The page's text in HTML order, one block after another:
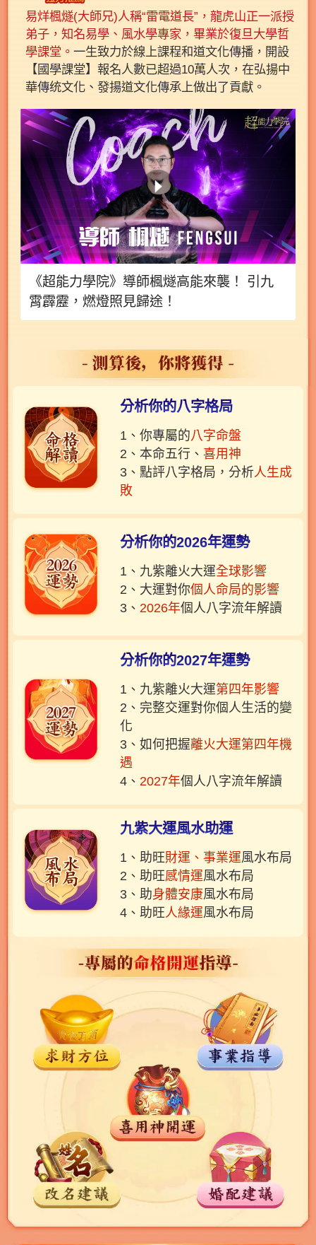
易烊楓燧(大師兄)人稱“雷電道長”，龍虎山正一派授
弟子，知名易學、風水學專家，畢業於復旦大學哲
學課堂。 一生致力於線上課程和道文化傳播，開設
【國學課堂】報名人數已超過10萬人次，在弘揚中
華傳统文化、發揚道文化傳承上做出了貢獻。
《超能力學院》導師楓燧高能來襲！ 引九
霄霹靂，燃燈照見歸途！
分析你的八字格局
1、你專屬的八字命盤
2、本命五行、喜用神
3、點評八字格局，分析人生成
敗
分析你的2026年運勢
1、九紫離火大運全球影響
2、大運對你個人命局的影響
3、 2026年個人八字流年解讀
分析你的2027年運勢
1、九紫離火大運第四年影響
2、完整交運對你個人生活的變
化
3、如何把握離火大運第四年機
遇
4、 2027年個人八字流年解讀
九紫大運風水助運
1、助旺財運、事業運風水布局
2、助旺感情運風水布局
3、助身體安康風水布局
4、助旺人緣運風水布局